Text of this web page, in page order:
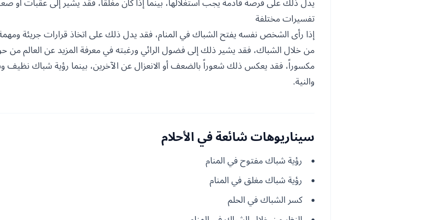
يدل ذلك على فرصة قادمة يجب استغلالها، بينما إذا كان مغلقاً، فقد يشير إلى عقبات أو
تفسيرات مختلفة
إذا رأى الشخص نفسه يفتح الشباك في المنام، فقد يدل ذلك على اتخاذ قرارات جريئة ومهمة
من خلال الشباك، فقد يشير ذلك إلى فضول الرائي ورغبته في معرفة المزيد عن العالم من
مكسوراً، فقد يعكس ذلك شعوراً بالضعف أو الانعزال عن الآخرين، بينما رؤية شباك نظيف
والنية.
سيناريوهات شائعة في الأحلام
رؤية شباك مفتوح في المنام
رؤية شباك مغلق في المنام
كسر الشباك في الحلم